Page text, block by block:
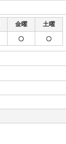
金曜
土曜